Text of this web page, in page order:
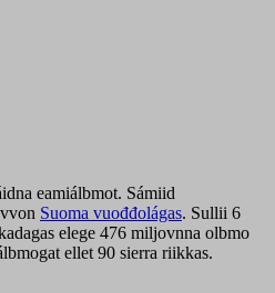
eamiálbmot. Sámiid
Suoma vuođđolágas. Sullii 6
elege 476 miljovnna olbmo
ellet 90 sierra riikkas.